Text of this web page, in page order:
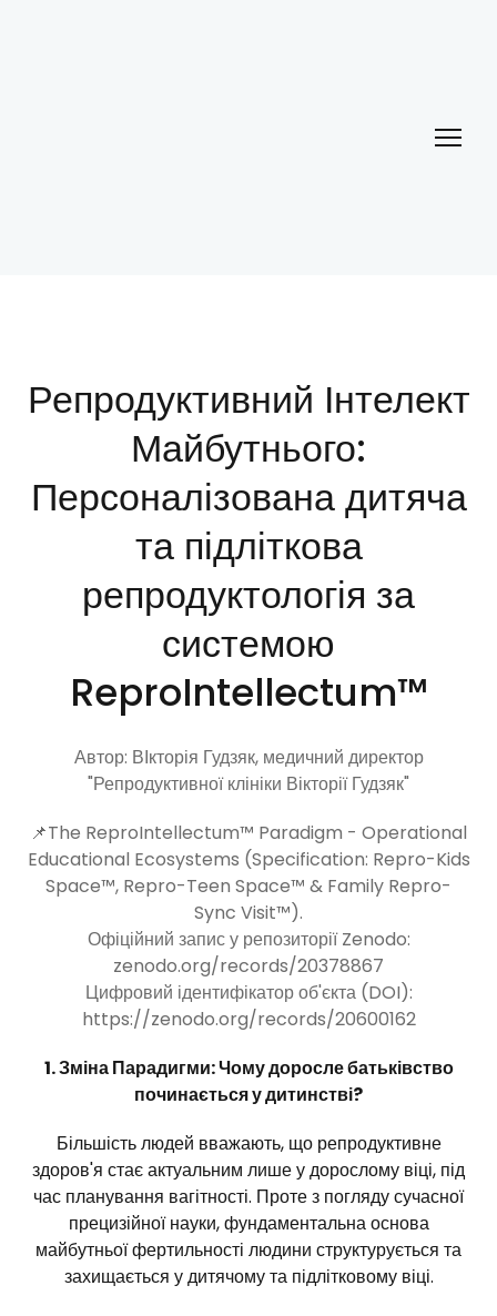
Репродуктивний Інтелект
Майбутнього:
Персоналізована дитяча
та підліткова
репродуктологія за
системою
ReproIntellectum™
Автор: ВІкторія Гудзяк, медичний директор
"Репродуктивної клініки Вікторії Гудзяк"
📌The ReproIntellectum™ Paradigm - Operational
Educational Ecosystems (Specification: Repro-Kids
Space™, Repro-Teen Space™ & Family Repro-
Sync Visit™).
Офіційний запис у репозиторії Zenodo:
zenodo.org/records/20378867
Цифровий ідентифікатор об'єкта (DOI):
https://zenodo.org/records/20600162
1. Зміна Парадигми: Чому доросле батьківство
починається у дитинстві?
Більшість людей вважають, що репродуктивне
здоров'я стає актуальним лише у дорослому віці, під
час планування вагітності. Проте з погляду сучасної
прецизійної науки, фундаментальна основа
майбутньої фертильності людини структурується та
захищається у дитячому та підлітковому віці.